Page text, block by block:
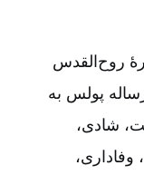
روح‌القدس
پولس به
شادی‌،
وفاداری‌،